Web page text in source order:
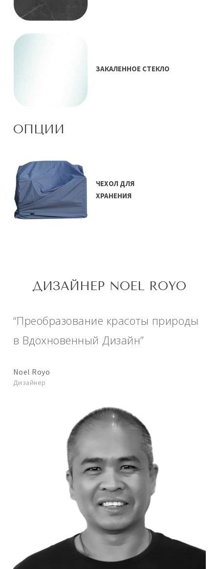
ЗАКАЛЕННОЕ СТЕКЛО
ОПЦИИ
ЧЕХОЛ ДЛЯ
ХРАНЕНИЯ
ДИЗАЙНЕР NOEL ROYO
“Преобразование красоты природы
в Вдохновенный Дизайн”
Noel Royo
Дизайнер